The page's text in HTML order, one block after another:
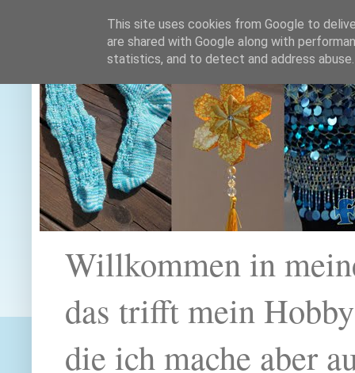
Willkommen in
das trifft mein
die ich mache aber
This site uses cookies from Google to
are shared with Google along with
statistics, and to detect and address abuse.